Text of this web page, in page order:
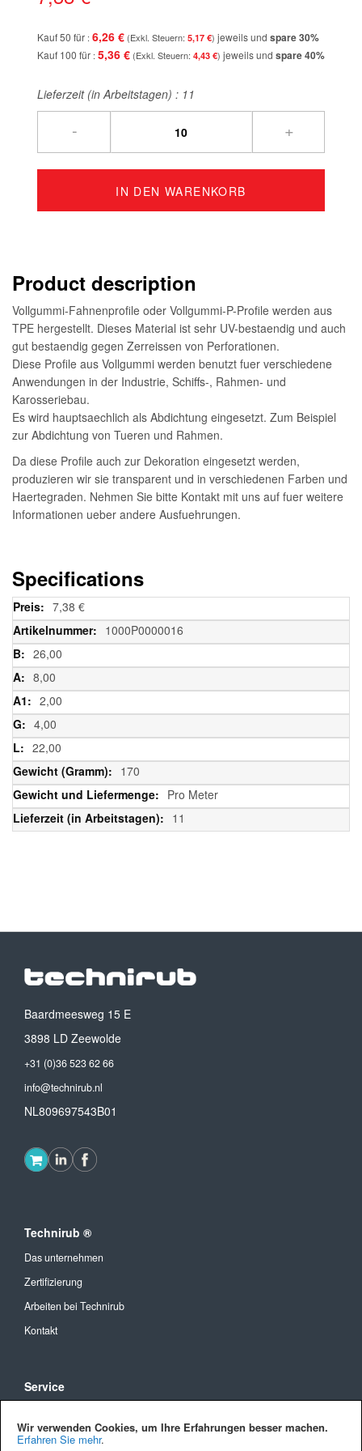
Wir verwenden Cookies, um Ihre Erfahrungen besser machen.
Erfahren Sie mehr.
Kauf 50 für 6,26 € 5,17 € jeweils und spare30%
Kauf 100 für 5,36 € 4,43 € jeweils und spare40%
Lieferzeit (in Arbeitstagen) : 11
- +
IN DEN WARENKORB
Product description
Vollgummi-Fahnenprofile oder Vollgummi-P-Profile werden aus
TPE hergestellt. Dieses Material ist sehr UV-bestaendig und auch
gut bestaendig gegen Zerreissen von Perforationen.
Diese Profile aus Vollgummi werden benutzt fuer verschiedene
Anwendungen in der Industrie, Schiffs-, Rahmen- und
Karosseriebau.
Es wird hauptsaechlich als Abdichtung eingesetzt. Zum Beispiel
zur Abdichtung von Tueren und Rahmen.
Da diese Profile auch zur Dekoration eingesetzt werden,
produzieren wir sie transparent und in verschiedenen Farben und
Haertegraden. Nehmen Sie bitte Kontakt mit uns auf fuer weitere
Informationen ueber andere Ausfuehrungen.
Specifications
Weitere
Informationen
7,38 €
1000P0000016
26,00
8,00
2,00
4,00
22,00
170
Pro Meter
11
Baardmeesweg 15 E
3898 LD Zeewolde
+31 (0)36 523 62 66
info@technirub.nl
NL809697543B01
Technirub ®
Das unternehmen
Zertifizierung
Arbeiten bei Technirub
Kontakt
Service
Versandkosten und Lieferung